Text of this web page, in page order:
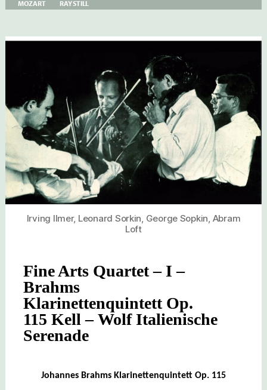
–
QUINTETT
OBOE
QUARTETT
K.370
STILL
&
QUARTETT
N°14
K.387
MOZART RAY STILL
Irving Ilmer, Leonard Sorkin, George Sopkin, Abram
Loft
Fine Arts Quartet – I –
Brahms
Klarinettenquintett Op.
115 Kell – Wolf Italienische
Serenade
Johannes Brahms Klarinettenquintett Op. 115